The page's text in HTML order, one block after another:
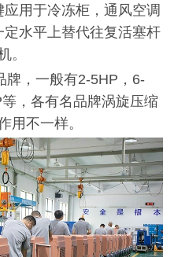
用于冷冻柜，通风空调
水平上替代往复活塞杆
。
牌，一般有2-5HP，6-
，各有名品牌涡旋压缩
用不一样。